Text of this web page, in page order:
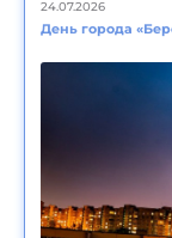
24.07.2026
День города